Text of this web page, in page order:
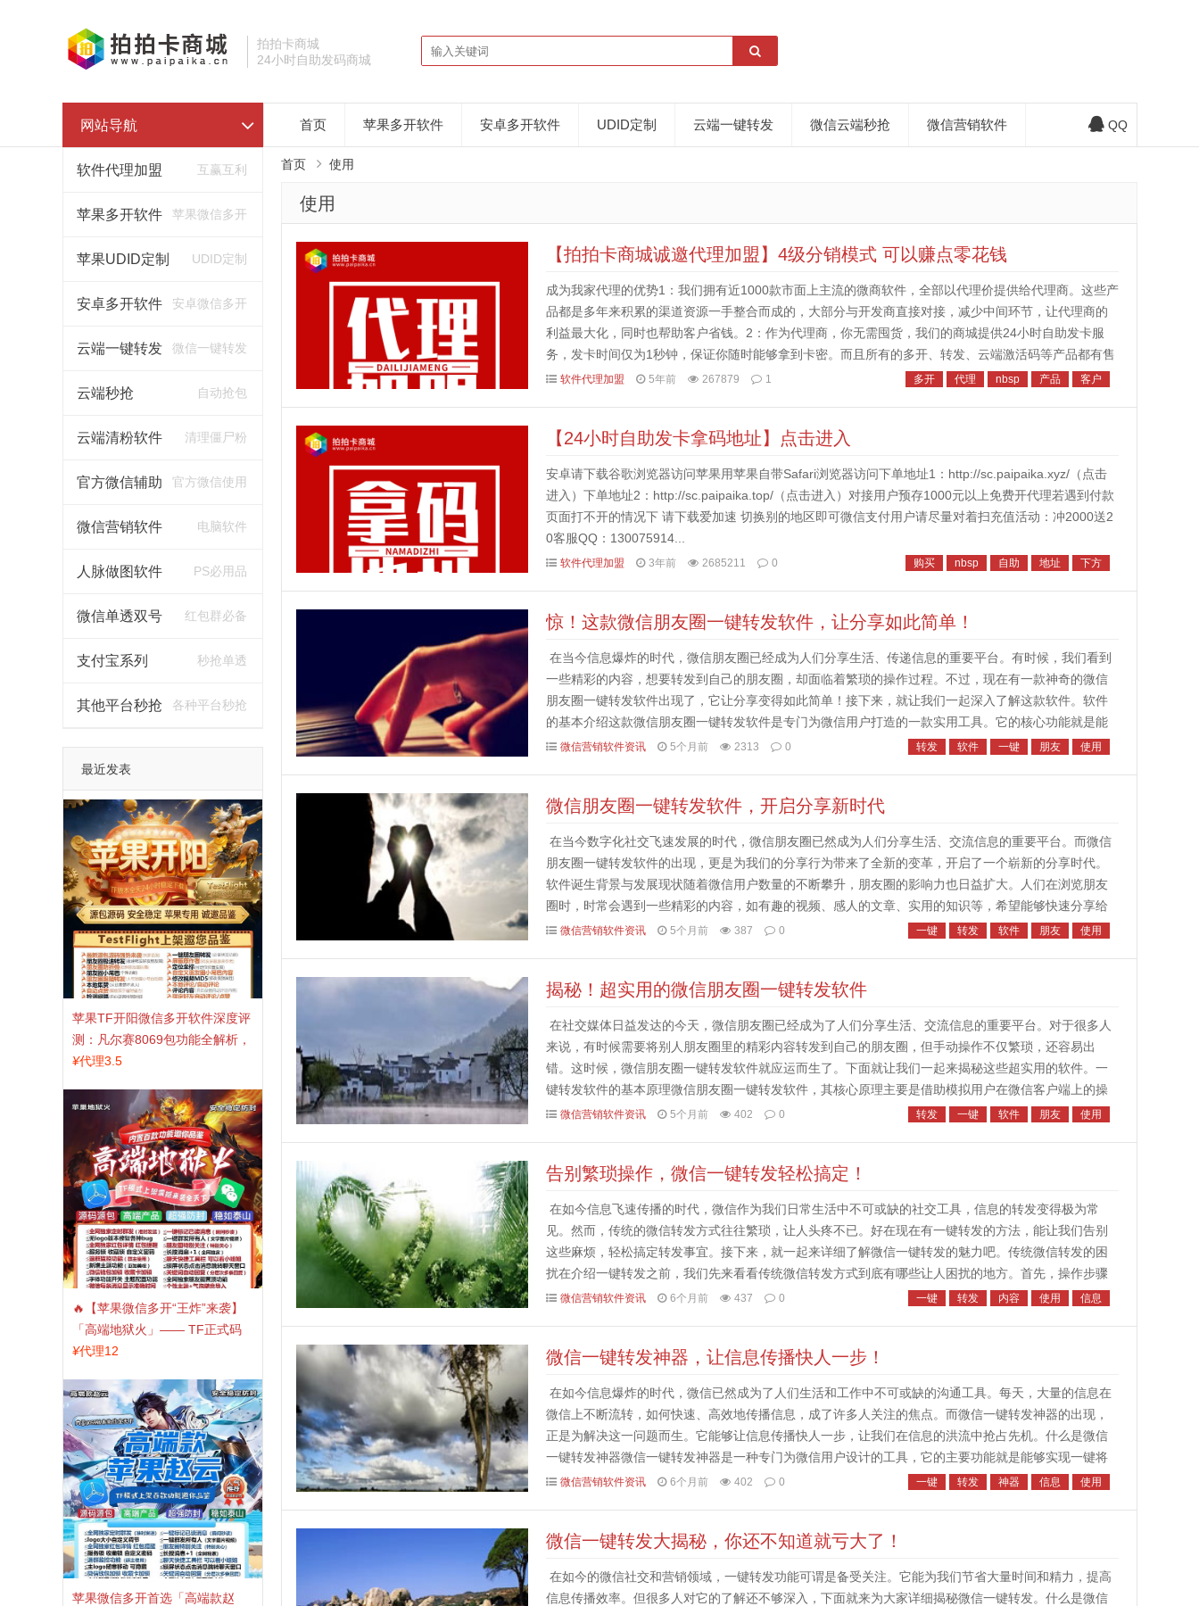
拍拍卡商城
24小时自助发码商城
网站导航
软件代理加盟 互赢互利
苹果多开软件 苹果微信多开
苹果UDID定制 UDID定制
安卓多开软件 安卓微信多开
云端一键转发 微信一键转发
云端秒抢 自动抢包
云端清粉软件 清理僵尸粉
官方微信辅助 官方微信使用
微信营销软件 电脑软件
人脉做图软件 PS必用品
微信单透双号 红包群必备
支付宝系列 秒抢单透
其他平台秒抢 各种平台秒抢
最近发表
苹果TF开阳微信多开软件深度评
测：凡尔赛8069包功能全解析，
TestFlight稳定版上架，激活认准
¥代理3.5
🔥【苹果微信多开“王炸”来袭】
「高端地狱火」—— TF正式码
+斗战神8073包，7天退换，安全
¥代理12
苹果微信多开首选「高端款赵
首页 苹果多开软件 安卓多开软件 UDID定制 云端一键转发 微信云端秒抢 微信营销软件 QQ
首页 使用
使用
【拍拍卡商城诚邀代理加盟】4级分销模式 可以赚点零花钱
成为我家代理的优势1：我们拥有近1000款市面上主流的微商软件，全部以代理价提供给代理商。这些产
品都是多年来积累的渠道资源一手整合而成的，大部分与开发商直接对接，减少中间环节，让代理商的
利益最大化，同时也帮助客户省钱。2：作为代理商，你无需囤货，我们的商城提供24小时自助发卡服
务，发卡时间仅为1秒钟，保证你随时能够拿到卡密。而且所有的多开、转发、云端激活码等产品都有售
后服务，无条件封停换新，保障你的权益。3：我们会将你拉进微信代理群，群...
软件代理加盟 5年前 267879 1 多开 代理 nbsp 产品 客户
【24小时自助发卡拿码地址】点击进入
安卓请下载谷歌浏览器访问苹果用苹果自带Safari浏览器访问下单地址1：http://sc.paipaika.xyz/（点击
进入）下单地址2：http://sc.paipaika.top/（点击进入）对接用户预存1000元以上免费开代理若遇到付款
页面打不开的情况下 请下载爱加速 切换别的地区即可微信支付用户请尽量对着扫充值活动：冲2000送2
0客服QQ：130075914...
软件代理加盟 3年前 2685211 0 购买 nbsp 自助 地址 下方
惊！这款微信朋友圈一键转发软件，让分享如此简单！
在当今信息爆炸的时代，微信朋友圈已经成为人们分享生活、传递信息的重要平台。有时候，我们看到
一些精彩的内容，想要转发到自己的朋友圈，却面临着繁琐的操作过程。不过，现在有一款神奇的微信
朋友圈一键转发软件出现了，它让分享变得如此简单！接下来，就让我们一起深入了解这款软件。软件
的基本介绍这款微信朋友圈一键转发软件是专门为微信用户打造的一款实用工具。它的核心功能就是能
够实现一键转发朋友圈内容，无论是文字、图片还是视频，都可以轻松快速地...
微信营销软件资讯 5个月前 2313 0 转发 软件 一键 朋友 使用
微信朋友圈一键转发软件，开启分享新时代
在当今数字化社交飞速发展的时代，微信朋友圈已然成为人们分享生活、交流信息的重要平台。而微信
朋友圈一键转发软件的出现，更是为我们的分享行为带来了全新的变革，开启了一个崭新的分享时代。
软件诞生背景与发展现状随着微信用户数量的不断攀升，朋友圈的影响力也日益扩大。人们在浏览朋友
圈时，时常会遇到一些精彩的内容，如有趣的视频、感人的文章、实用的知识等，希望能够快速分享给
更多的朋友。然而，微信官方的转发功能在操作上存在一定的局限性，步骤较...
微信营销软件资讯 5个月前 387 0 一键 转发 软件 朋友 使用
揭秘！超实用的微信朋友圈一键转发软件
在社交媒体日益发达的今天，微信朋友圈已经成为了人们分享生活、交流信息的重要平台。对于很多人
来说，有时候需要将别人朋友圈里的精彩内容转发到自己的朋友圈，但手动操作不仅繁琐，还容易出
错。这时候，微信朋友圈一键转发软件就应运而生了。下面就让我们一起来揭秘这些超实用的软件。一
键转发软件的基本原理微信朋友圈一键转发软件，其核心原理主要是借助模拟用户在微信客户端上的操
作流程来实现内容的快速转发。它通过对微信界面的解析和模拟点击、滑动等操...
微信营销软件资讯 5个月前 402 0 转发 一键 软件 朋友 使用
告别繁琐操作，微信一键转发轻松搞定！
在如今信息飞速传播的时代，微信作为我们日常生活中不可或缺的社交工具，信息的转发变得极为常
见。然而，传统的微信转发方式往往繁琐，让人头疼不已。好在现在有一键转发的方法，能让我们告别
这些麻烦，轻松搞定转发事宜。接下来，就一起来详细了解微信一键转发的魅力吧。传统微信转发的困
扰在介绍一键转发之前，我们先来看看传统微信转发方式到底有哪些让人困扰的地方。首先，操作步骤
多。当你想要转发一篇文章、一段聊天记录或者一张图片时，需要先找到要转发...
微信营销软件资讯 6个月前 437 0 一键 转发 内容 使用 信息
微信一键转发神器，让信息传播快人一步！
在如今信息爆炸的时代，微信已然成为了人们生活和工作中不可或缺的沟通工具。每天，大量的信息在
微信上不断流转，如何快速、高效地传播信息，成了许多人关注的焦点。而微信一键转发神器的出现，
正是为解决这一问题而生。它能够让信息传播快人一步，让我们在信息的洪流中抢占先机。什么是微信
一键转发神器微信一键转发神器是一种专门为微信用户设计的工具，它的主要功能就是能够实现一键将
微信上的文章、图片、视频等信息转发到其他聊天窗口、朋友圈等。它打破了...
微信营销软件资讯 6个月前 402 0 一键 转发 神器 信息 使用
微信一键转发大揭秘，你还不知道就亏大了！
在如今的微信社交和营销领域，一键转发功能可谓是备受关注。它能为我们节省大量时间和精力，提高
信息传播效率。但很多人对它的了解还不够深入，下面就来为大家详细揭秘微信一键转发。什么是微信